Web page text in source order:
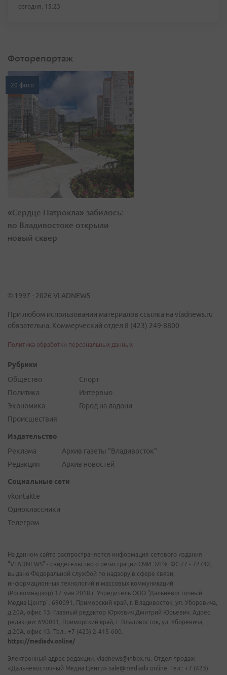
сегодня, 15:23
Фоторепортаж
20 фото
«Сердце Патрокла» забилось:
во Владивостоке открыли
новый сквер
© 1997 - 2026 VLADNEWS
При любом использовании материалов ссылка на vladnews.ru
обязательна. Коммерческий отдел 8 (423) 249-8800
Политика обработки персональных данных
Рубрики
Общество
Политика
Экономика
Происшествия
Спорт
Интервью
Город на ладони
Издательство
Реклама
Редакция
Архив газеты "Владивосток"
Архив новостей
Социальные сети
vkontakte
Одноклассники
Телеграм
На данном сайте распространяется информация сетевого издания
"VLADNEWS" - свидетельство о регистрации СМИ ЭЛ № ФС 77 - 72742,
выдано Федеральной службой по надзору в сфере связи,
информационных технологий и массовых коммуникаций
(Роскомнадзор) 17 мая 2018 г. Учредитель ООО "Дальневосточный
Медиа Центр". 690091, Приморский край, г. Владивосток, ул. Уборевича,
д.20А, офис 13. Главный редактор Юркевич Дмитрий Юрьевич. Адрес
редакции: 690091, Приморский край, г. Владивосток, ул. Уборевича,
д.20А, офис 13. Тел.: +7 (423) 2-415-600.
https://mediadv.online/
Электронный адрес редакции: vladnews@inbox.ru. Отдел продаж
«Дальневосточный Медиа Центр» sale@mediadv.online. Тел.: +7 (423)